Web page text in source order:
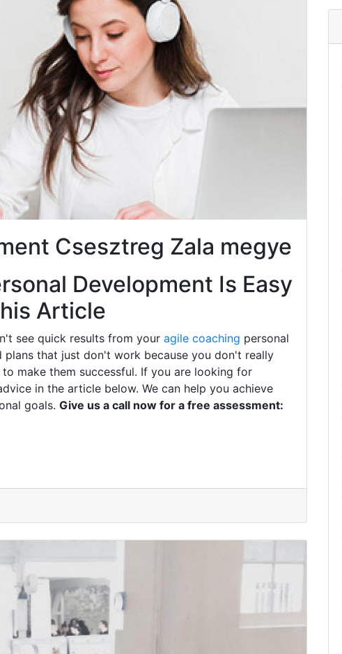
Csesztreg Zala megye
Development Is Easy
Article
see quick results from your agile coaching personal
plans that just don't work because you don't really
make them successful. If you are looking for
in the article below. We can help you achieve
goals. Give us a call now for a free assessment: